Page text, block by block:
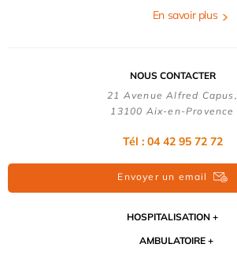
En savoir plus
NOUS CONTACTER
21 Avenue Alfred Capus,
13100 Aix-en-Provence
Tél : 04 42 95 72 72
Envoyer un email
HOSPITALISATION
AMBULATOIRE